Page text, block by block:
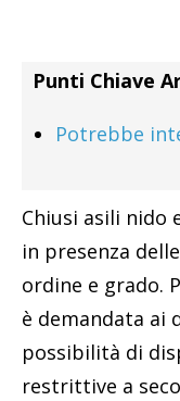
Punti Chiave
Potrebbe
Chiusi asili nido
in presenza
ordine e grado.
è demandata ai
possibilità di
restrittive a